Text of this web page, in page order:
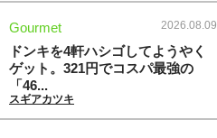
Gourmet 2026.08.09
ドンキを4軒ハシゴしてようやく
ゲット。321円でコスパ最強の
「46...
スギアカツキ